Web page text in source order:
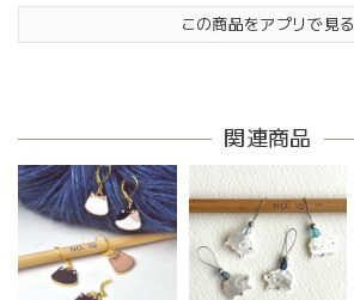
この商品をアプリで見る
関連商品